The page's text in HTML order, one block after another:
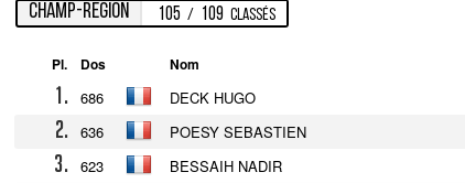
Champ-Region 105 / 109 Classés
Pl. Dos Nom
1. 686 DECK HUGO
2. 636 POESY SEBASTIEN
3. 623 BESSAIH NADIR